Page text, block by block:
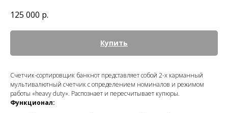
125 000 р.
Купить
Счетчик-сортировщик банкнот представляет собой 2-х карманный
мультивалютный счетчик с определением номиналов и режимом
работы «heavy duty». Распознает и пересчитывает купюры.
Функционал: